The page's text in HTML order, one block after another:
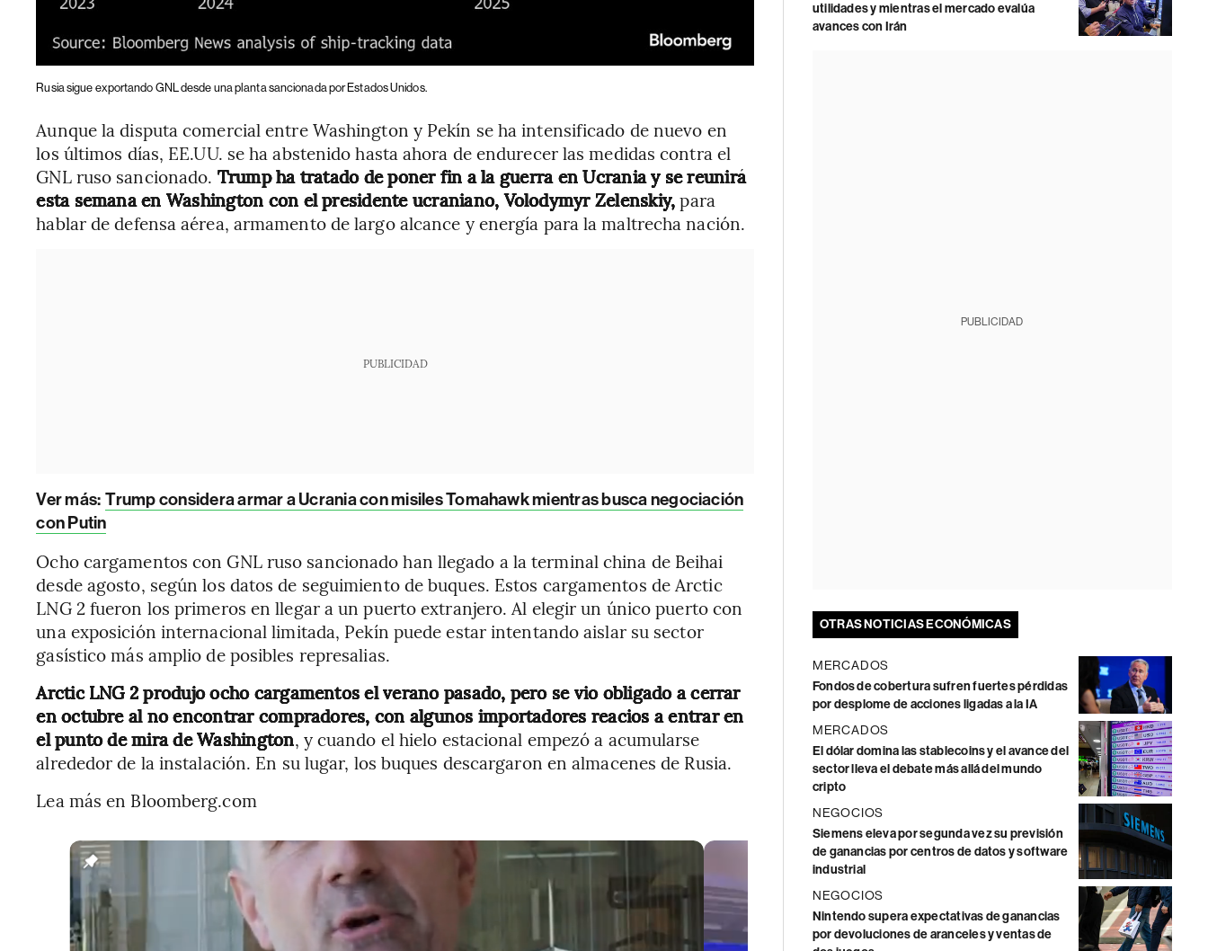
Rusia sigue exportando GNL desde una planta sancionada por Estados Unidos.
Aunque la disputa comercial entre Washington y Pekín se ha intensificado de nuevo en
los últimos días, EE.UU. se ha abstenido hasta ahora de endurecer las medidas contra el
GNL ruso sancionado. Trump ha tratado de poner fin a la guerra en Ucrania y se reunirá
esta semana en Washington con el presidente ucraniano, Volodymyr Zelenskiy,para
hablar de defensa aérea, armamento de largo alcance y energía para la maltrecha nación.
PUBLICIDAD
Ver más: Trump considera armar a Ucrania con misiles Tomahawk mientras busca negociación
con Putin
Ocho cargamentos con GNL ruso sancionado han llegado a la terminal china de Beihai
desde agosto, según los datos de seguimiento de buques. Estos cargamentos de Arctic
LNG 2 fueron los primeros en llegar a un puerto extranjero. Al elegir un único puerto con
una exposición internacional limitada, Pekín puede estar intentando aislar su sector
gasístico más amplio de posibles represalias.
Arctic LNG 2 produjo ocho cargamentos el verano pasado, pero se vio obligado a cerrar
en octubre al no encontrar compradores, con algunos importadores reacios a entrar en
el punto de mira de Washington, y cuando el hielo estacional empezó a acumularse
alrededor de la instalación. En su lugar, los buques descargaron en almacenes de Rusia.
Lea más en Bloomberg.com
utilidades y mientras el mercado evalúa
avances con Irán
PUBLICIDAD
OTRAS NOTICIAS ECONÓMICAS
MERCADOS
Fondos de cobertura sufren fuertes pérdidas
por desplome de acciones ligadas a la IA
MERCADOS
El dólar domina las stablecoins y el avance del
sector lleva el debate más allá del mundo
cripto
NEGOCIOS
Siemens eleva por segunda vez su previsión
de ganancias por centros de datos y software
industrial
NEGOCIOS
Nintendo supera expectativas de ganancias
por devoluciones de aranceles y ventas de